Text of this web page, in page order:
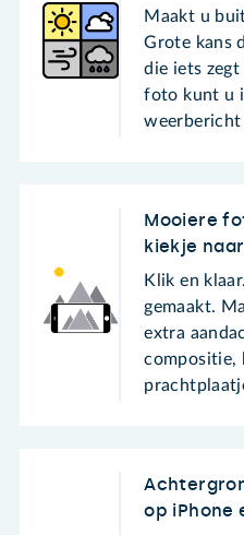
Maakt u
Grote kans
die iets
foto kunt u
weerbericht
Mooiere
kiekje
Klik en
gemaakt.
extra
compositie,
op iPhone